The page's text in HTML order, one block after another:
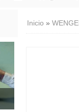
Inicio »